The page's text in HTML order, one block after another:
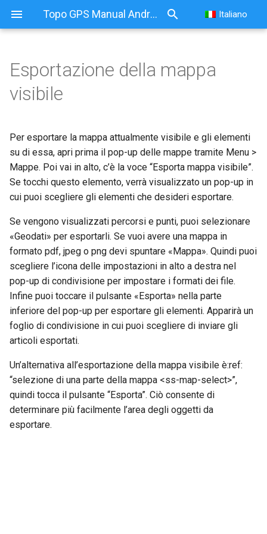
Topo GPS Manual Android Italiano
Esportazione della mappa
visibile
Per esportare la mappa attualmente visibile e gli elementi
su di essa, apri prima il pop-up delle mappe tramite Menu >
Mappe. Poi vai in alto, c’è la voce “Esporta mappa visibile”.
Se tocchi questo elemento, verrà visualizzato un pop-up in
cui puoi scegliere gli elementi che desideri esportare.
Se vengono visualizzati percorsi e punti, puoi selezionare
«Geodati» per esportarli. Se vuoi avere una mappa in
formato pdf, jpeg o png devi spuntare «Mappa». Quindi puoi
scegliere l’icona delle impostazioni in alto a destra nel
pop-up di condivisione per impostare i formati dei file.
Infine puoi toccare il pulsante «Esporta» nella parte
inferiore del pop-up per esportare gli elementi. Apparirà un
foglio di condivisione in cui puoi scegliere di inviare gli
articoli esportati.
Un’alternativa all’esportazione della mappa visibile è:ref:
“selezione di una parte della mappa <ss-map-select>”,
quindi tocca il pulsante “Esporta”. Ciò consente di
determinare più facilmente l’area degli oggetti da
esportare.